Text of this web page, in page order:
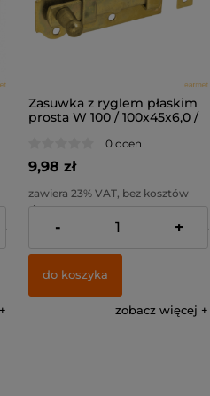
Zasuwka z ryglem płaskim
prosta W 100 / 100x45x6,0 /
0 ocen
9,98 zł
zawiera 23% VAT, bez kosztów
dostawy
Cena netto:
8,11 zł
- +
do koszyka
zobacz więcej